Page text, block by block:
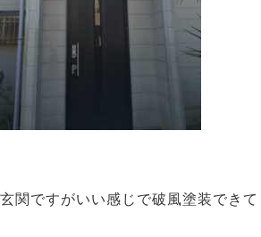
玄関ですがいい感じで破風塗装できて